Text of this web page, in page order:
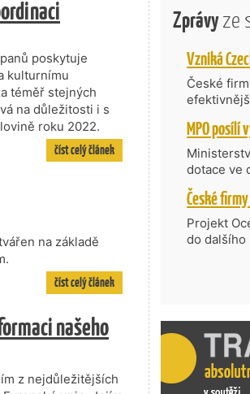
poskytuje
kulturnímu
téměř stejných
na důležitosti i s
roku 2022.
číst celý článek
na základě
číst celý článek
našeho
z nejdůležitějších
Zprávyze
České
nabídne
zahraniční
dotace ve
Transfer,
Částkou
umělé
do
Projekt
do dalšího
prosazují
nejen
příběh.